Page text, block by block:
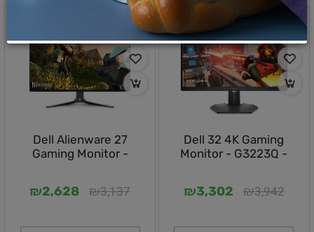
Dell 32 4K Gaming
Monitor - G3223Q -
₪3,942
₪3,302
Dell Alienware 27
Gaming Monitor -
₪3,137
₪2,628